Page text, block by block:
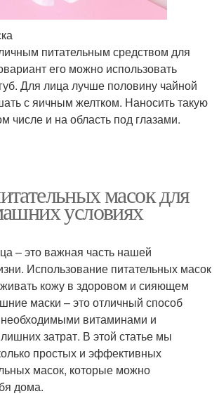
питательным средством для
его можно использовать
Для лица лучше половину чайной
с яичным желтком. Наносить такую
числе и на область под глазами.
масок для
условиях
– это важная часть нашей
Использование питательных масок
кожу в здоровом и сияющем
маски – это отличный способ
необходимыми витаминами и
затрат. В этой статье мы
простых и эффективных
масок, которые можно
дома.